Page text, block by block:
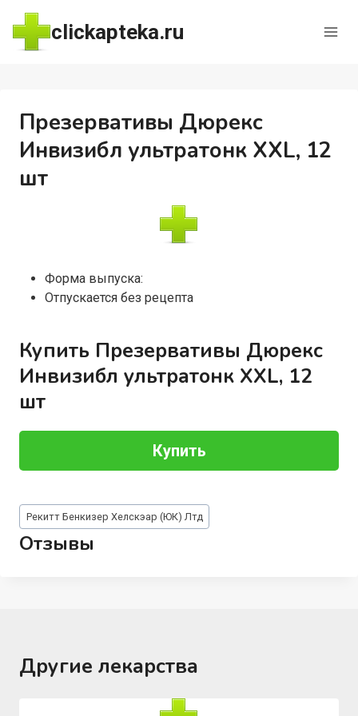
Перейти
содержимому
clickapteka.ru
Презервативы Дюрекс
Инвизибл ультратонк XXL, 12
шт
Форма выпуска:
Отпускается без рецепта
Купить Презервативы Дюрекс
Инвизибл ультратонк XXL, 12
шт
Купить
Метки
записи:
Рекитт Бенкизер Хелскэар (ЮК) Лтд
Отзывы
Другие лекарства